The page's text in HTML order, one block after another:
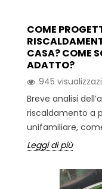
COME
CASA? COME
ADATTO?
945
Breve analisi
riscaldamento a
unifamiliare,
Leggi di più